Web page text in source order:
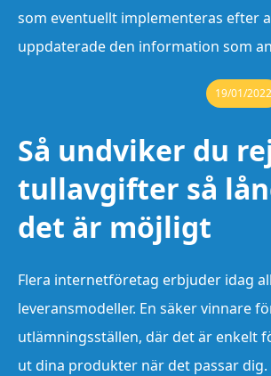
som eventuellt implementeras efter
uppdaterade den information som
19/01/2022
Så undviker du
tullavgifter så
det är möjligt
Flera internetföretag erbjuder idag
leveransmodeller. En säker vinnare
utlämningsställen, där det är enkelt
ut dina produkter när det passar dig.